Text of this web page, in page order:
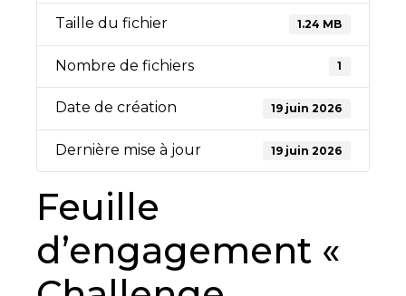
Taille du fichier 1.24 MB
Nombre de fichiers 1
Date de création 19 juin 2026
Dernière mise à jour 19 juin 2026
Feuille
d’engagement «